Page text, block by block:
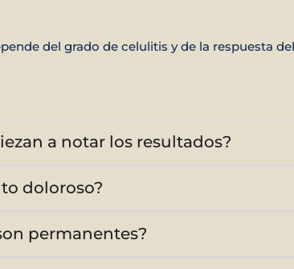
del grado de celulitis y de la respuesta
a notar los resultados?
doloroso?
permanentes?